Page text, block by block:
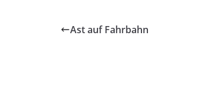
Ast auf Fahrbahn